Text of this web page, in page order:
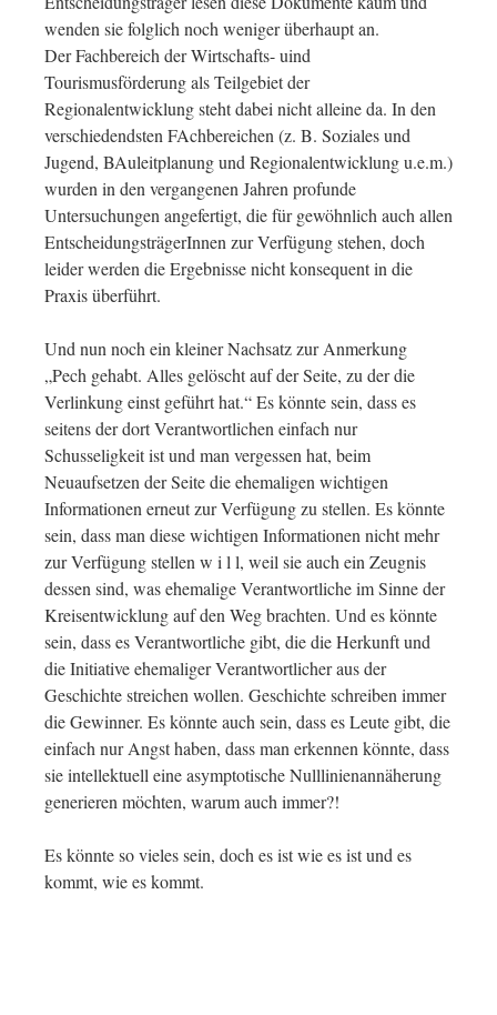
wenden sie folglich noch weniger überhaupt an.
Der Fachbereich der Wirtschafts- uind
Tourismusförderung als Teilgebiet der
Regionalentwicklung steht dabei nicht alleine da. In den
verschiedendsten FAchbereichen (z. B. Soziales und
Jugend, BAuleitplanung und Regionalentwicklung u.e.m.)
wurden in den vergangenen Jahren profunde
Untersuchungen angefertigt, die für gewöhnlich auch allen
EntscheidungsträgerInnen zur Verfügung stehen, doch
leider werden die Ergebnisse nicht konsequent in die
Praxis überführt.
Und nun noch ein kleiner Nachsatz zur Anmerkung
„Pech gehabt. Alles gelöscht auf der Seite, zu der die
Verlinkung einst geführt hat.“ Es könnte sein, dass es
seitens der dort Verantwortlichen einfach nur
Schusseligkeit ist und man vergessen hat, beim
Neuaufsetzen der Seite die ehemaligen wichtigen
Informationen erneut zur Verfügung zu stellen. Es könnte
sein, dass man diese wichtigen Informationen nicht mehr
zur Verfügung stellen w i l l, weil sie auch ein Zeugnis
dessen sind, was ehemalige Verantwortliche im Sinne der
Kreisentwicklung auf den Weg brachten. Und es könnte
sein, dass es Verantwortliche gibt, die die Herkunft und
die Initiative ehemaliger Verantwortlicher aus der
Geschichte streichen wollen. Geschichte schreiben immer
die Gewinner. Es könnte auch sein, dass es Leute gibt, die
einfach nur Angst haben, dass man erkennen könnte, dass
sie intellektuell eine asymptotische Nulllinienannäherung
generieren möchten, warum auch immer?!
Es könnte so vieles sein, doch es ist wie es ist und es
kommt, wie es kommt.